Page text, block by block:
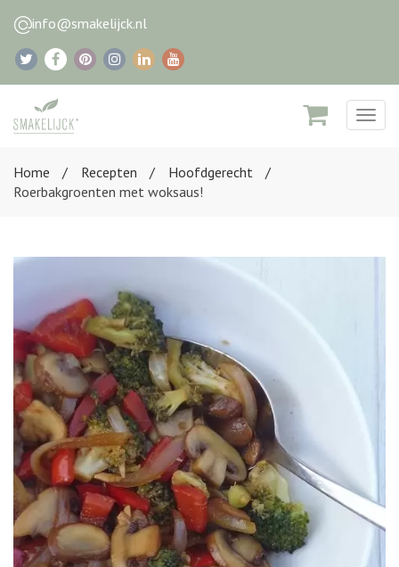
info@smakelijck.nl
Home
Recepten
Hoofdgerecht
Roerbakgroenten met woksaus!